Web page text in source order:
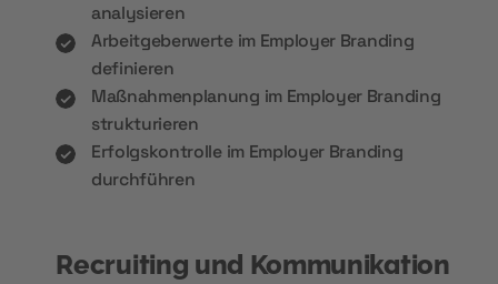
analysieren
Arbeitgeberwerte im Employer Branding
definieren
Maßnahmenplanung im Employer Branding
strukturieren
Erfolgskontrolle im Employer Branding
durchführen
Recruiting und Kommunikation